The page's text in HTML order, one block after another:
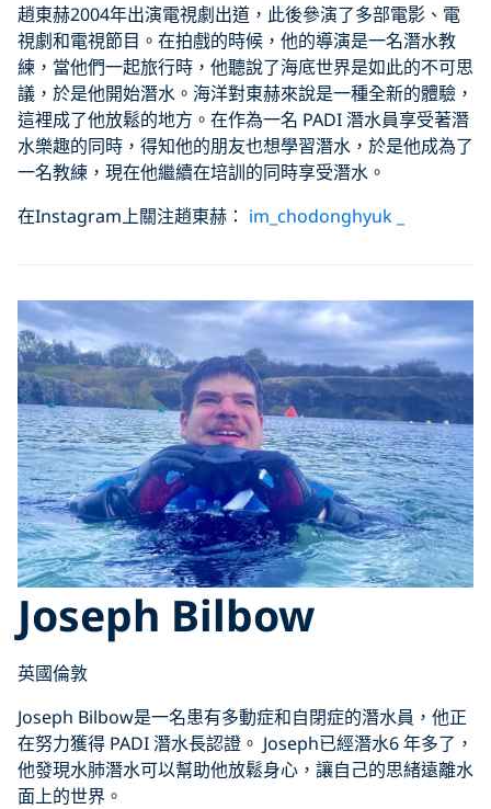
趙東赫2004年出演電視劇出道，此後參演了多部電影、電
視劇和電視節目。在拍戲的時候，他的導演是一名潛水教
練，當他們一起旅行時，他聽說了海底世界是如此的不可思
議，於是他開始潛水。海洋對東赫來說是一種全新的體驗，
這裡成了他放鬆的地方。在作為一名 PADI 潛水員享受著潛
水樂趣的同時，得知他的朋友也想學習潛水，於是他成為了
一名教練，現在他繼續在培訓的同時享受潛水。
在Instagram上關注趙東赫： im_chodonghyuk _
Joseph Bilbow
英國倫敦
Joseph Bilbow是一名患有多動症和自閉症的潛水員，他正
在努力獲得 PADI 潛水長認證。 Joseph已經潛水6 年多了，
他發現水肺潛水可以幫助他放鬆身心，讓自己的思緒遠離水
面上的世界。